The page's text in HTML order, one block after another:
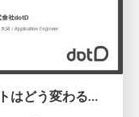
Playwright × AI Agent でE2Eテストはどう変わるか AI駆動テストの可能性と実用検証の結果 _0721